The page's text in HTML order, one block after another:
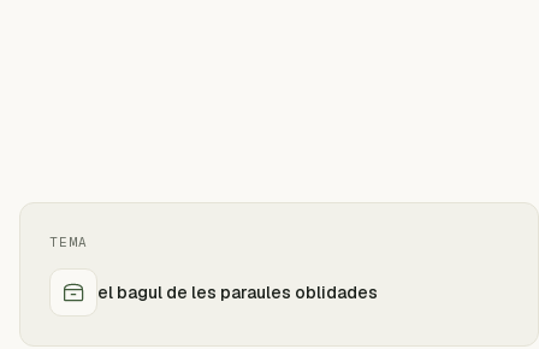
TEMA
el bagul de les paraules oblidades